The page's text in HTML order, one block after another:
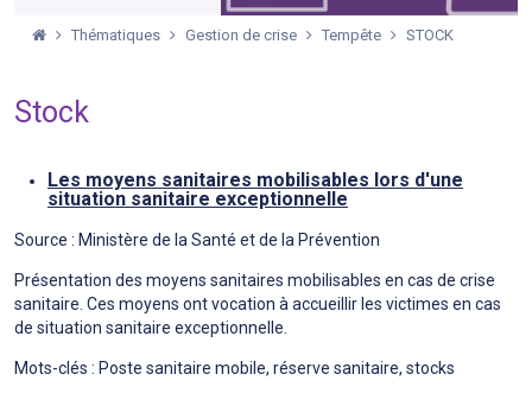
Thématiques Gestion de crise Tempête STOCK
Stock
Les moyens sanitaires mobilisables lors d'une
situation sanitaire exceptionnelle
Source : Ministère de la Santé et de la Prévention
Présentation des moyens sanitaires mobilisables en cas de crise
sanitaire. Ces moyens ont vocation à accueillir les victimes en cas
de situation sanitaire exceptionnelle.
Mots-clés : Poste sanitaire mobile, réserve sanitaire, stocks